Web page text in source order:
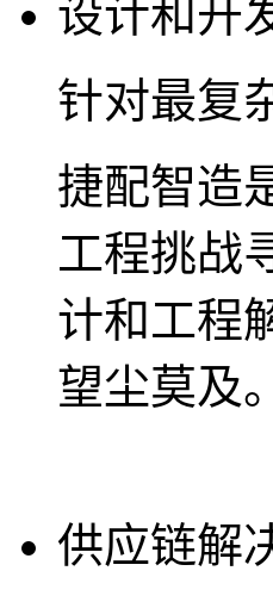
设计和开
针对最复
捷配智造
工程挑战
计和工程
望尘莫及。
供应链解